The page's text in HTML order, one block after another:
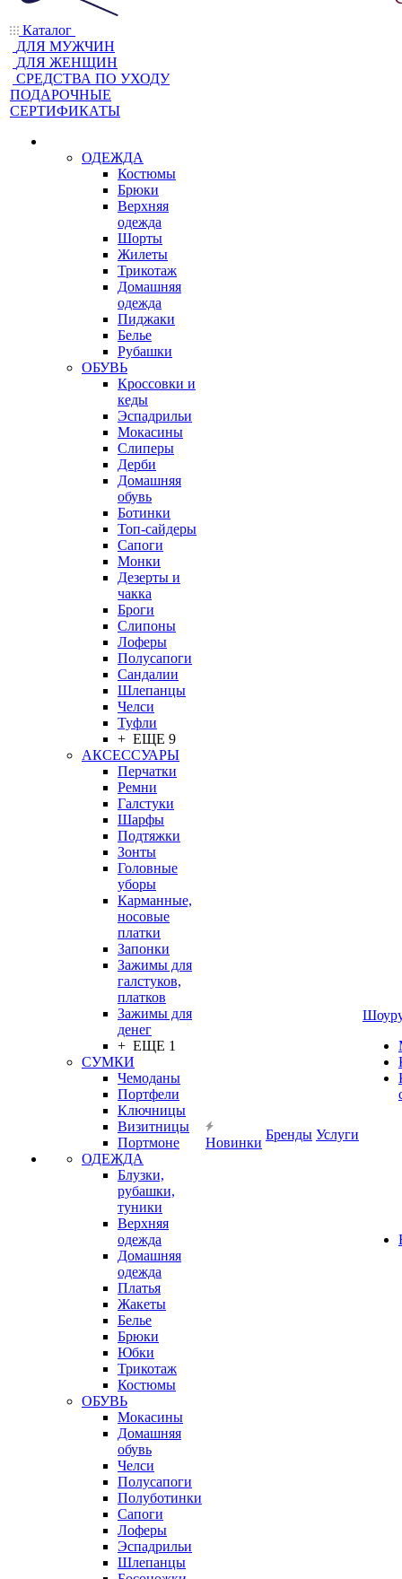
Каталог
ДЛЯ МУЖЧИН
ДЛЯ ЖЕНЩИН
CРЕДСТВА ПО УХОДУ
ПОДАРОЧНЫЕ
СЕРТИФИКАТЫ
ОДЕЖДА
Костюмы
Брюки
Верхняя
одежда
Шорты
Жилеты
Трикотаж
Домашняя
одежда
Пиджаки
Белье
Рубашки
ОБУВЬ
Кроссовки и
кеды
Эспадрильи
Мокасины
Слиперы
Дерби
Домашняя
обувь
Ботинки
Топ-сайдеры
Сапоги
Монки
Дезерты и
чакка
Броги
Слипоны
Лоферы
Полусапоги
Сандалии
Шлепанцы
Челси
Туфли
+ ЕЩЕ 9
АКСЕССУАРЫ
Перчатки
Ремни
Галстуки
Шарфы
Подтяжки
Зонты
Головные
уборы
Карманные,
носовые
платки
Запонки
Зажимы для
галстуков,
платков
Зажимы для
денег
+ ЕЩЕ 1
СУМКИ
Чемоданы
Портфели
Ключницы
Визитницы
Портмоне
ОДЕЖДА
Блузки,
рубашки,
туники
Верхняя
одежда
Домашняя
одежда
Платья
Жакеты
Белье
Брюки
Юбки
Трикотаж
Костюмы
ОБУВЬ
Мокасины
Домашняя
обувь
Челси
Полусапоги
Полуботинки
Сапоги
Лоферы
Эспадрильи
Шлепанцы
Новинки
Бренды Услуги